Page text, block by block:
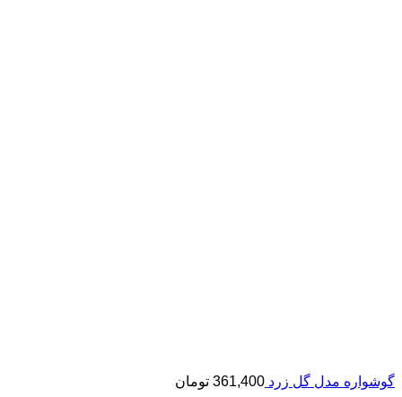
گوشواره مدل گل زرد 361,400 تومان